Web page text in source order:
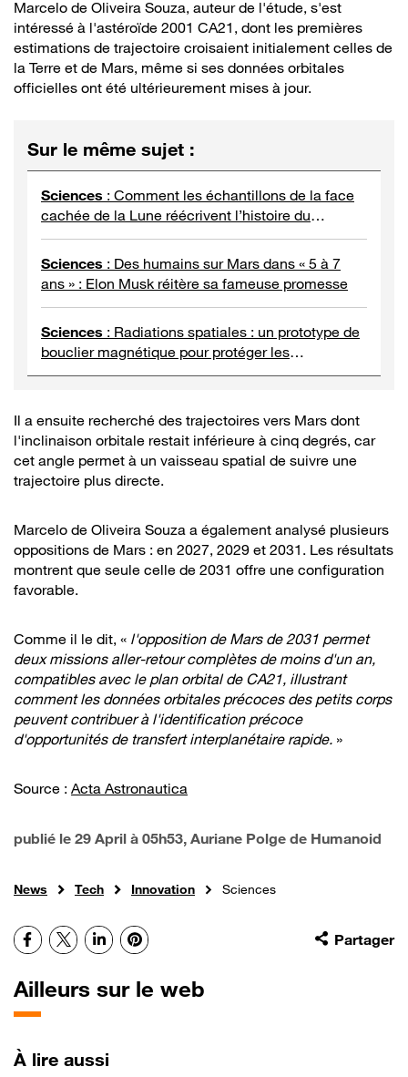
Marcelo de Oliveira Souza, auteur de l'étude, s'est
intéressé à l'astéroïde 2001 CA21, dont les premières
estimations de trajectoire croisaient initialement celles de
la Terre et de Mars, même si ses données orbitales
officielles ont été ultérieurement mises à jour.
Sur le même sujet :
Sciences : Comment les échantillons de la face
cachée de la Lune réécrivent l’histoire du
Système solaire
Sciences : Des humains sur Mars dans « 5 à 7
ans » : Elon Musk réitère sa fameuse promesse
Sciences : Radiations spatiales : un prototype de
bouclier magnétique pour protéger les
astronautes
Il a ensuite recherché des trajectoires vers Mars dont
l'inclinaison orbitale restait inférieure à cinq degrés, car
cet angle permet à un vaisseau spatial de suivre une
trajectoire plus directe.
Marcelo de Oliveira Souza a également analysé plusieurs
oppositions de Mars : en 2027, 2029 et 2031. Les résultats
montrent que seule celle de 2031 offre une configuration
favorable.
Comme il le dit, « l'opposition de Mars de 2031 permet
deux missions aller-retour complètes de moins d'un an,
compatibles avec le plan orbital de CA21, illustrant
comment les données orbitales précoces des petits corps
peuvent contribuer à l'identification précoce
d'opportunités de transfert interplanétaire rapide. »
Source : Acta Astronautica
publié le 29 April à 05h53, Auriane Polge de Humanoid
News Tech Innovation Sciences
Partager
Facebook
X LinkedInPinterest
Ailleurs sur le web
À lire aussi